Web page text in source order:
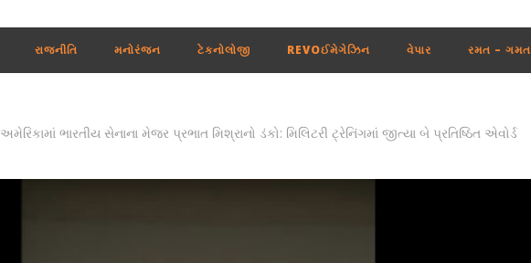
રાજનીતિ મનોરંજન ટેકનોલોજી REVOઈમેગેઝિન વેપાર રમત – ગમત
અમેરિકામાં ભારતીય સેનાના મેજર પ્રભાત મિશ્રાનો ડંકો: મિલિટરી ટ્રેનિંગમાં જીત્યા બે પ્રતિષ્ઠિત એવોર્ડ